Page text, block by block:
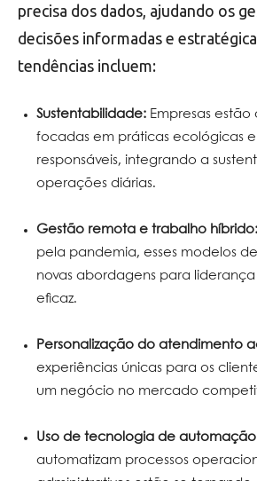
precisa dos dados, ajudando os
decisões informadas e
tendências incluem:
Sustentabilidade: Empresas estão
focadas em práticas ecológicas
responsáveis, integrando a
operações diárias.
Gestão remota e trabalho híbrido:
pela pandemia, esses modelos
novas abordagens para
eficaz.
Personalização do atendimento
experiências únicas para os
um negócio no mercado
Uso de tecnologia de
automatizam processos